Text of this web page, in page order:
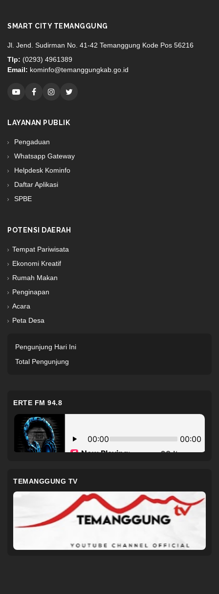
SMART CITY TEMANGGUNG
Jl. Jend. Sudirman No. 41-42 Temanggung Kode Pos 56216
Tlp: (0293) 4961389
Email: kominfo@temanggungkab.go.id
LAYANAN PUBLIK
Pengaduan
Whatsapp Gateway
Helpdesk Kominfo
Daftar Aplikasi
SPBE
POTENSI DAERAH
Tempat Pariwisata
Ekonomi Kreatif
Rumah Makan
Penginapan
Acara
Peta Desa
Pengunjung Hari Ini
Total Pengunjung
ERTE FM 94.8
TEMANGGUNG TV